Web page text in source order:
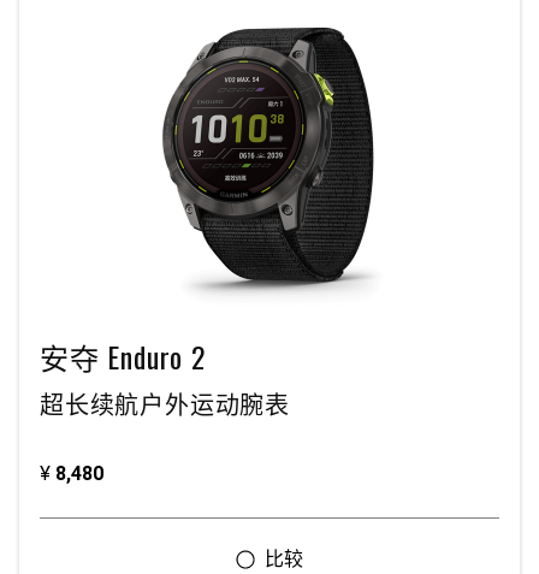
安夺 Enduro 2
超长续航户外运动腕表
¥ 8,480